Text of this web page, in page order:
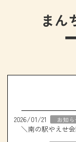
まん
2026/01/21 お知ら